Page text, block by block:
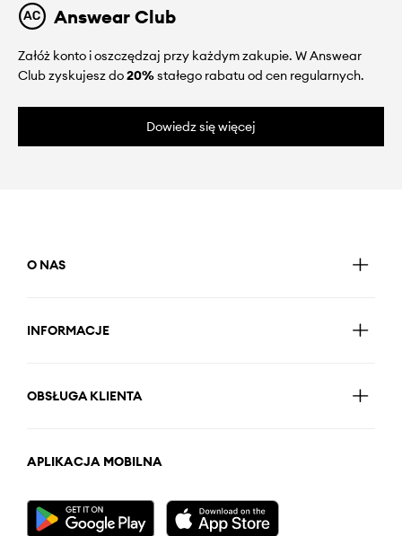
Answear Club
Załóż konto i oszczędzaj przy każdym zakupie. W Answear
Club zyskujesz do20%stałego rabatu od cen regularnych.
Dowiedz się więcej
O NAS
INFORMACJE
OBSŁUGA KLIENTA
APLIKACJA MOBILNA